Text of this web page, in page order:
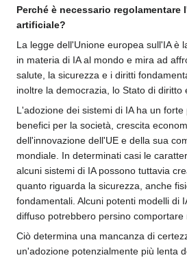
Perché è necessario
artificiale?
La legge dell'Unione europea sull'IA è
in materia di IA al mondo e mira ad
salute, la sicurezza e i diritti
inoltre la democrazia, lo Stato di diritto
L'adozione dei sistemi di IA ha un
benefici per la società, crescita
dell'innovazione dell'UE e della sua
mondiale. In determinati casi le
alcuni sistemi di IA possono tuttavia
quanto riguarda la sicurezza, anche
fondamentali. Alcuni potenti modelli di
diffuso potrebbero persino comportare
Ciò determina una mancanza di
un'adozione potenzialmente più lenta